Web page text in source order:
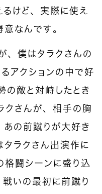
るけど、実際に使え
なんです。
僕はタラクさんの
アクションの中で好
の敵と対峙したとき
クさんが、相手の胸
あの前蹴りが大好き
タラクさん出演作に
格闘シーンに盛り込
戦いの最初に前蹴り